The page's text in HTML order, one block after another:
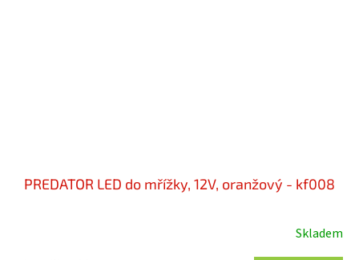
PREDATOR LED do mřížky, 12V, oranžový - kf008
Skladem